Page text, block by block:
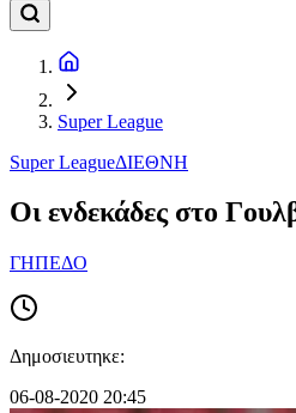
Super League
Super LeagueΔΙΕΘΝΗ
Οι ενδεκάδες στο
ΓΗΠΕΔΟ
Δημοσιευτηκε:
06-08-2020 20:45